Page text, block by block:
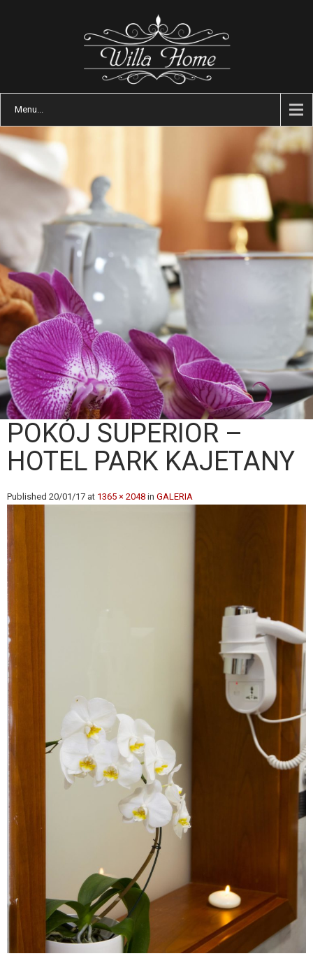
Menu...
POKÓJ SUPERIOR –
HOTEL PARK KAJETANY
Published 20/01/17 at 1365 × 2048 in GALERIA